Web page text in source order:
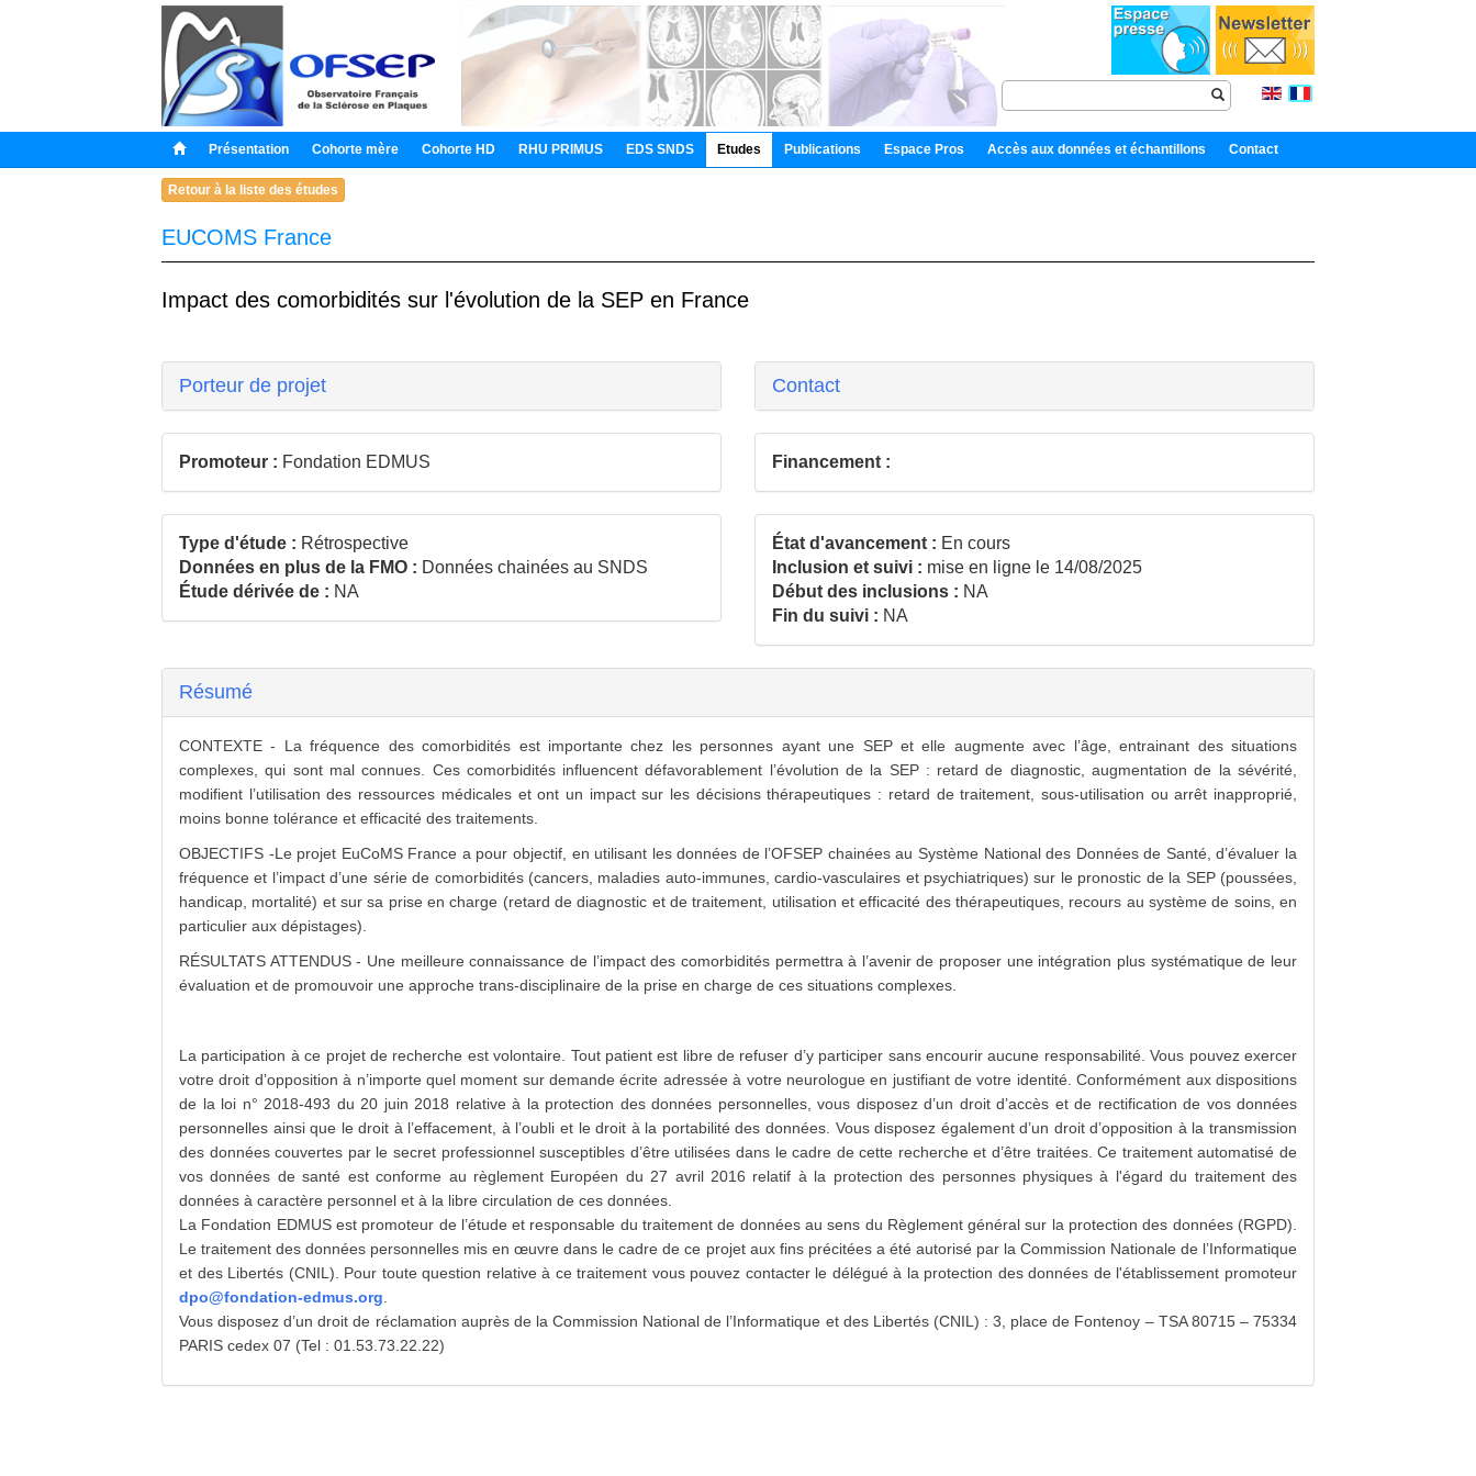
Présentation Cohorte mère Cohorte HD RHU PRIMUS EDS SNDS Etudes Publications Espace Pros Accès aux données et échantillons Contact
Retour à la liste des études
EUCOMS France
Impact des comorbidités sur l'évolution de la SEP en France
Porteur de projet Contact
Promoteur : Fondation EDMUS Financement :
Type d'étude : Rétrospective
Données en plus de la FMO : Données chainées au SNDS
Étude dérivée de : NA
État d'avancement : En cours
Inclusion et suivi : mise en ligne le 14/08/2025
Début des inclusions : NA
Fin du suivi : NA
Résumé
CONTEXTE - La fréquence des comorbidités est importante chez les personnes ayant une SEP et elle augmente avec l’âge, entrainant des situations
complexes, qui sont mal connues. Ces comorbidités influencent défavorablement l’évolution de la SEP : retard de diagnostic, augmentation de la sévérité,
modifient l’utilisation des ressources médicales et ont un impact sur les décisions thérapeutiques : retard de traitement, sous-utilisation ou arrêt inapproprié,
moins bonne tolérance et efficacité des traitements.
OBJECTIFS -Le projet EuCoMS France a pour objectif, en utilisant les données de l’OFSEP chainées au Système National des Données de Santé, d’évaluer la
fréquence et l’impact d’une série de comorbidités (cancers, maladies auto-immunes, cardio-vasculaires et psychiatriques) sur le pronostic de la SEP (poussées,
handicap, mortalité) et sur sa prise en charge (retard de diagnostic et de traitement, utilisation et efficacité des thérapeutiques, recours au système de soins, en
particulier aux dépistages).
RÉSULTATS ATTENDUS - Une meilleure connaissance de l’impact des comorbidités permettra à l’avenir de proposer une intégration plus systématique de leur
évaluation et de promouvoir une approche trans-disciplinaire de la prise en charge de ces situations complexes.
La participation à ce projet de recherche est volontaire. Tout patient est libre de refuser d’y participer sans encourir aucune responsabilité. Vous pouvez exercer
votre droit d’opposition à n’importe quel moment sur demande écrite adressée à votre neurologue en justifiant de votre identité. Conformément aux dispositions
de la loi n° 2018-493 du 20 juin 2018 relative à la protection des données personnelles, vous disposez d’un droit d’accès et de rectification de vos données
personnelles ainsi que le droit à l’effacement, à l’oubli et le droit à la portabilité des données. Vous disposez également d’un droit d’opposition à la transmission
des données couvertes par le secret professionnel susceptibles d’être utilisées dans le cadre de cette recherche et d’être traitées. Ce traitement automatisé de
vos données de santé est conforme au règlement Européen du 27 avril 2016 relatif à la protection des personnes physiques à l'égard du traitement des
données à caractère personnel et à la libre circulation de ces données.
La Fondation EDMUS est promoteur de l’étude et responsable du traitement de données au sens du Règlement général sur la protection des données (RGPD).
Le traitement des données personnelles mis en œuvre dans le cadre de ce projet aux fins précitées a été autorisé par la Commission Nationale de l’Informatique
et des Libertés (CNIL). Pour toute question relative à ce traitement vous pouvez contacter le délégué à la protection des données de l'établissement promoteur
dpo@fondation-edmus.org.
Vous disposez d’un droit de réclamation auprès de la Commission National de l’Informatique et des Libertés (CNIL) : 3, place de Fontenoy – TSA 80715 – 75334
PARIS cedex 07 (Tel : 01.53.73.22.22)